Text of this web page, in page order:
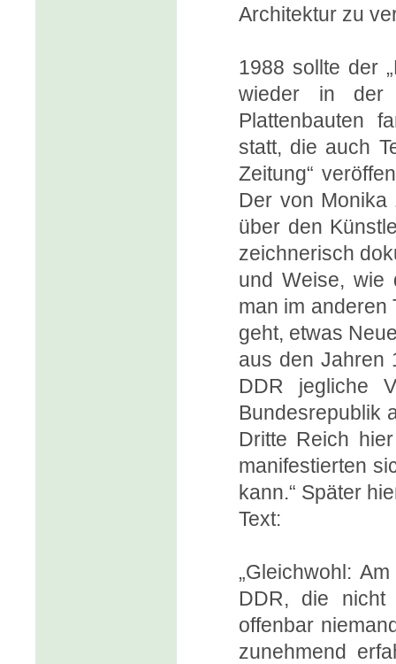
Architektur zu
1988 sollte der
wieder in der
Plattenbauten
statt, die auch
Zeitung“
Der von Monika
über den
zeichnerisch
und Weise, wie
man im anderen
geht, etwas
aus den Jahren
DDR jegliche
Bundesrepublik
Dritte Reich
manifestierten
kann.“ Später
Text:
„Gleichwohl:
DDR, die nicht
offenbar
zunehmend